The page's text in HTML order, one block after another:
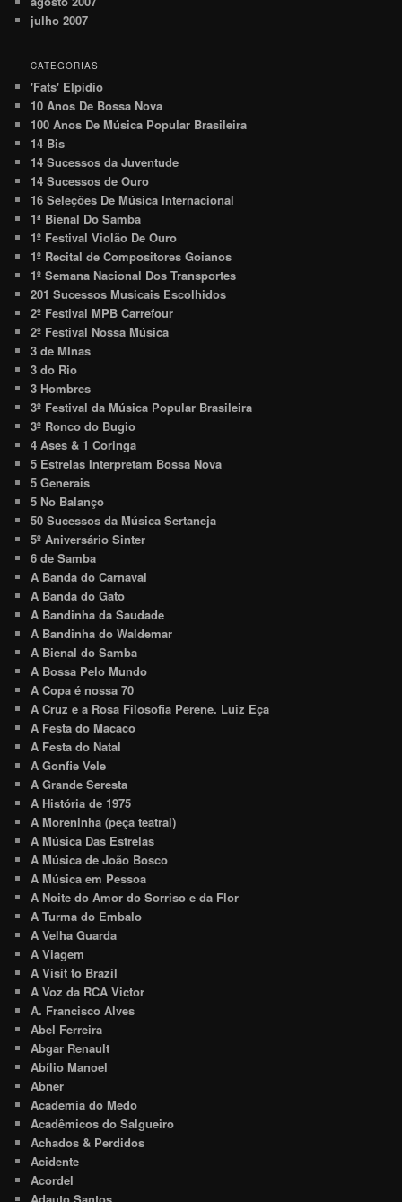
julho 2007
CATEGORIAS
'Fats' Elpidio
10 Anos De Bossa Nova
100 Anos De Música Popular Brasileira
14 Bis
14 Sucessos da Juventude
14 Sucessos de Ouro
16 Seleções De Música Internacional
1ª Bienal Do Samba
1º Festival Violão De Ouro
1º Recital de Compositores Goianos
1º Semana Nacional Dos Transportes
201 Sucessos Musicais Escolhidos
2º Festival MPB Carrefour
2º Festival Nossa Música
3 de MInas
3 do Rio
3 Hombres
3º Festival da Música Popular Brasileira
3º Ronco do Bugio
4 Ases & 1 Coringa
5 Estrelas Interpretam Bossa Nova
5 Generais
5 No Balanço
50 Sucessos da Música Sertaneja
5º Aniversário Sinter
6 de Samba
A Banda do Carnaval
A Banda do Gato
A Bandinha da Saudade
A Bandinha do Waldemar
A Bienal do Samba
A Bossa Pelo Mundo
A Copa é nossa 70
A Cruz e a Rosa Filosofia Perene. Luiz Eça
A Festa do Macaco
A Festa do Natal
A Gonfie Vele
A Grande Seresta
A História de 1975
A Moreninha (peça teatral)
A Música Das Estrelas
A Música de João Bosco
A Música em Pessoa
A Noite do Amor do Sorriso e da Flor
A Turma do Embalo
A Velha Guarda
A Viagem
A Visit to Brazil
A Voz da RCA Victor
A. Francisco Alves
Abel Ferreira
Abgar Renault
Abílio Manoel
Abner
Academia do Medo
Acadêmicos do Salgueiro
Achados & Perdidos
Acidente
Acordel
Adauto Santos